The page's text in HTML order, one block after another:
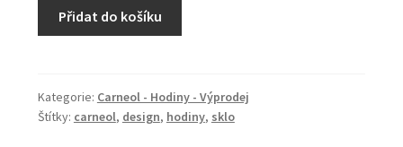
41
cm,
Přidat do košíku
Kategorie: Carneol - Hodiny - Výprodej
Štítky: carneol, design, hodiny, sklo